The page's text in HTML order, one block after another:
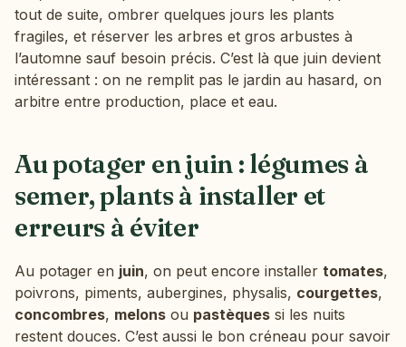
tout de suite, ombrer quelques jours les plants
fragiles, et réserver les arbres et gros arbustes à
l’automne sauf besoin précis. C’est là que juin devient
intéressant : on ne remplit pas le jardin au hasard, on
arbitre entre production, place et eau.
Au potager en juin : légumes à
semer, plants à installer et
erreurs à éviter
Au potager en juin, on peut encore installer tomates,
poivrons, piments, aubergines, physalis, courgettes,
concombres, melons ou pastèques si les nuits
restent douces. C’est aussi le bon créneau pour savoir